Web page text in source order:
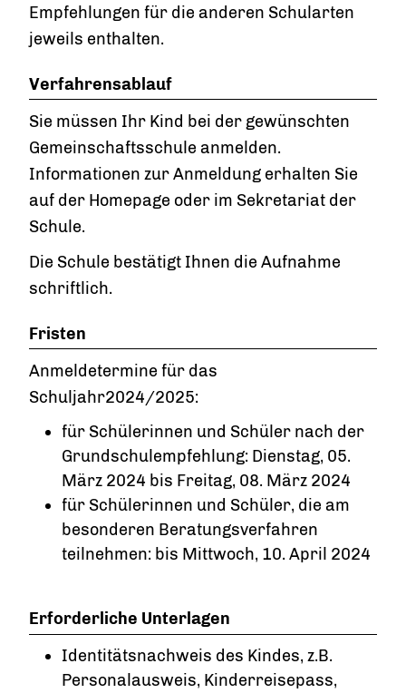
Empfehlungen für die anderen Schularten
jeweils enthalten.
Verfahrensablauf
Sie müssen Ihr Kind bei der gewünschten
Gemeinschaftsschule anmelden.
Informationen zur Anmeldung erhalten Sie
auf der Homepage oder im Sekretariat der
Schule.
Die Schule bestätigt Ihnen die Aufnahme
schriftlich.
Fristen
Anmeldetermine für das
Schuljahr2024/2025:
für Schülerinnen und Schüler nach der
Grundschulempfehlung: Dienstag, 05.
März 2024 bis Freitag, 08. März 2024
für Schülerinnen und Schüler, die am
besonderen Beratungsverfahren
teilnehmen: bis Mittwoch, 10. April 2024
Erforderliche Unterlagen
Identitätsnachweis des Kindes, z.B.
Personalausweis, Kinderreisepass,